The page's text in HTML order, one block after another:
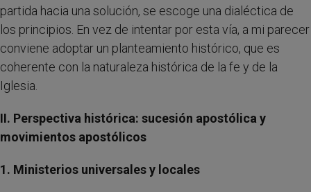
partida hacia una solución, se escoge una dialéctica de
los principios. En vez de intentar por esta vía, a mi parecer
conviene adoptar un planteamiento histórico, que es
coherente con la naturaleza histórica de la fe y de la
Iglesia.
II. Perspectiva histórica: sucesión apostólica y
movimientos apostólicos
1. Ministerios universales y locales